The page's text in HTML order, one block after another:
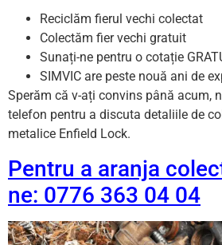
Reciclăm fierul vechi colectat
Colectăm fier vechi gratuit
Sunați-ne pentru o cotație
SIMVIC are peste nouă ani de
Sperăm că v-ați convins până acum,
telefon pentru a discuta detaliile de
metalice Enfield Lock.
Pentru a aranja
ne: 0776 363 04 04